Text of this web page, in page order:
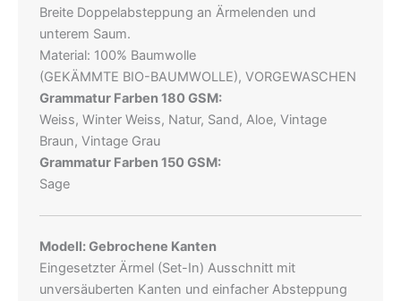
Breite Doppelabsteppung an Ärmelenden und
unterem Saum.
Material: 100% Baumwolle
(GEKÄMMTE BIO-BAUMWOLLE), VORGEWASCHEN
Grammatur Farben 180 GSM:
Weiss, Winter Weiss, Natur, Sand, Aloe, Vintage
Braun, Vintage Grau
Grammatur Farben 150 GSM:
Sage
Modell: Gebrochene Kanten
Eingesetzter Ärmel (Set-In) Ausschnitt mit
unversäuberten Kanten und einfacher Absteppung